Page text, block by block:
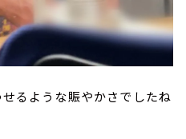
るような賑やかさでしたね